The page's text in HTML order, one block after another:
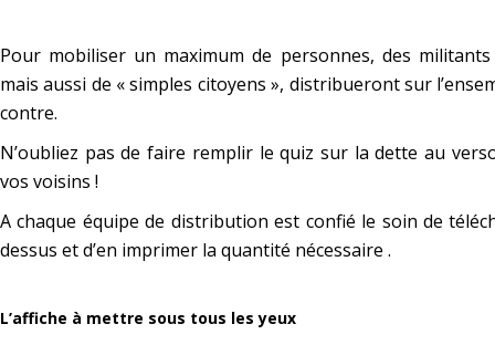
Pour mobiliser un maximum de personnes, des
mais aussi de « simples citoyens », distribueront sur
contre.
N’oubliez pas de faire remplir le quiz sur la dette au
vos voisins !
A chaque équipe de distribution est confié le soin de
dessus et d’en imprimer la quantité nécessaire .
L’affiche à mettre sous tous les yeux